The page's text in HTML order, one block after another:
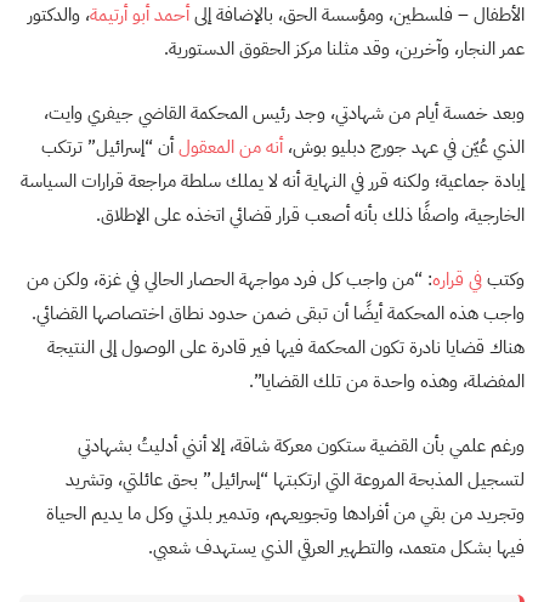
الأطفال – فلسطين، ومؤسسة الحق، بالإضافة إلىأحمد أبو أرتيمة، والدكتور
عمر النجار، وآخرين، وقد مثلنا مركز الحقوق الدستورية.
وبعد خمسة أيام من شهادتي، وجد رئيس المحكمة القاضي جيفري وايت،
الذي عُيّن في عهد جورج دبليو بوش،أنه من المعقولأن “إسرائيل” ترتكب
إبادة جماعية؛ ولكنه قرر في النهاية أنه لا يملك سلطة مراجعة قرارات السياسة
الخارجية، واصفًا ذلك بأنه أصعب قرار قضائي اتخذه على الإطلاق.
وكتبفي قراره: “من واجب كل فرد مواجهة الحصار الحالي في غزة، ولكن من
واجب هذه المحكمة أيضًا أن تبقى ضمن حدود نطاق اختصاصها القضائي.
هناك قضايا نادرة تكون المحكمة فيها فير قادرة على الوصول إلى النتيجة
المفضلة، وهذه واحدة من تلك القضايا”.
ورغم علمي بأن القضية ستكون معركة شاقة، إلا أنني أدليتُ بشهادتي
لتسجيل المذبحة المروعة التي ارتكبتها “إسرائيل” بحق عائلتي، وتشريد
وتجريد من بقي من أفرادها وتجويعهم، وتدمير بلدتي وكل ما يديم الحياة
فيها بشكل متعمد، والتطهير العرقي الذي يستهدف شعبي.